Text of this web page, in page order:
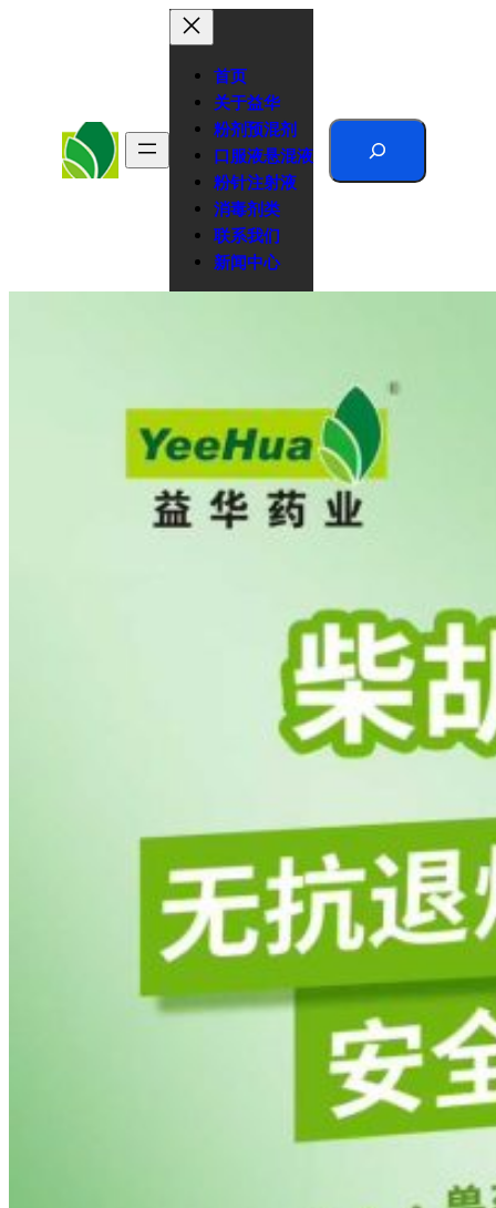
首页
关于益华
粉剂预混剂
口服液悬混液
粉针注射液
消毒剂类
联系我们
新闻中心
Search